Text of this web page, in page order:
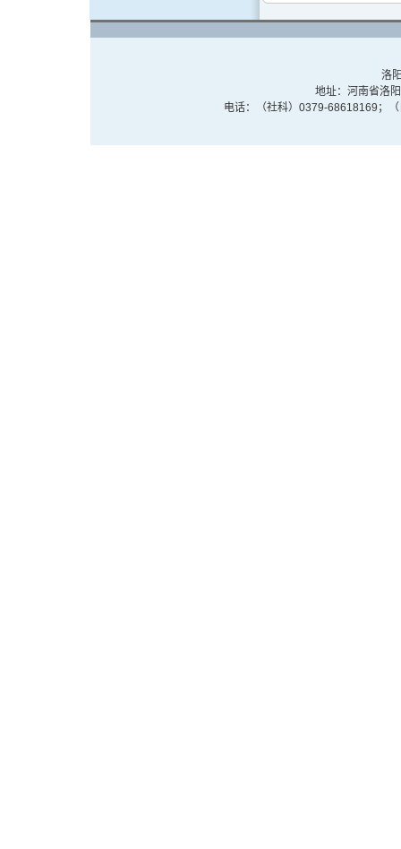
洛
地址：河南省洛
电话：（社科）0379-68618169；